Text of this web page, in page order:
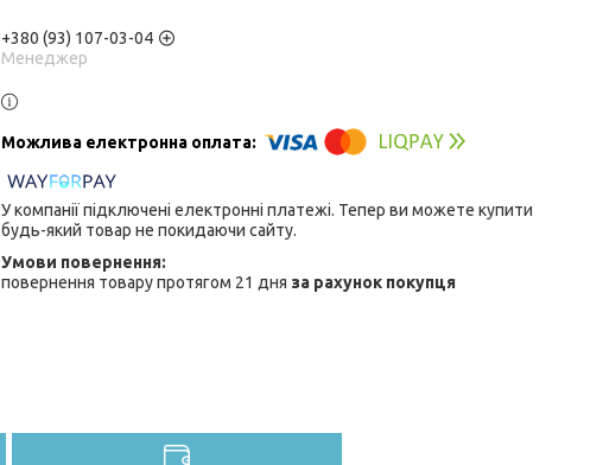
+380 (93) 107-03-04
Менеджер
У компанії підключені електронні платежі. Тепер ви можете купити
будь-який товар не покидаючи сайту.
повернення товару протягом 21 дня за рахунок покупця